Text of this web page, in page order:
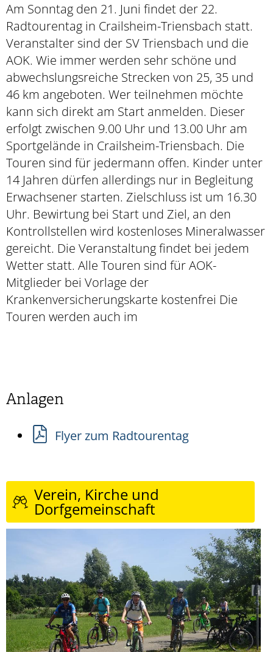
Am Sonntag den 21. Juni findet der 22.
Radtourentag in Crailsheim-Triensbach statt.
Veranstalter sind der SV Triensbach und die
AOK. Wie immer werden sehr schöne und
abwechslungsreiche Strecken von 25, 35 und
46 km angeboten. Wer teilnehmen möchte
kann sich direkt am Start anmelden. Dieser
erfolgt zwischen 9.00 Uhr und 13.00 Uhr am
Sportgelände in Crailsheim-Triensbach. Die
Touren sind für jedermann offen. Kinder unter
14 Jahren dürfen allerdings nur in Begleitung
Erwachsener starten. Zielschluss ist um 16.30
Uhr. Bewirtung bei Start und Ziel, an den
Kontrollstellen wird kostenloses Mineralwasser
gereicht. Die Veranstaltung findet bei jedem
Wetter statt. Alle Touren sind für AOK-
Mitglieder bei Vorlage der
Krankenversicherungskarte kostenfrei Die
Touren werden auch im
Anlagen
Flyer zum Radtourentag
Verein, Kirche und
Dorfgemeinschaft